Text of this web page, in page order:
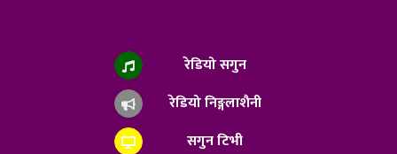
रेडियो सगुन
रेडियो निङ्गलाशैनी
सगुन टिभी